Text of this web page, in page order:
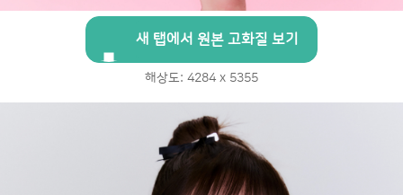
새 탭에서 원본 고화질 보기
해상도: 4284 x 5355